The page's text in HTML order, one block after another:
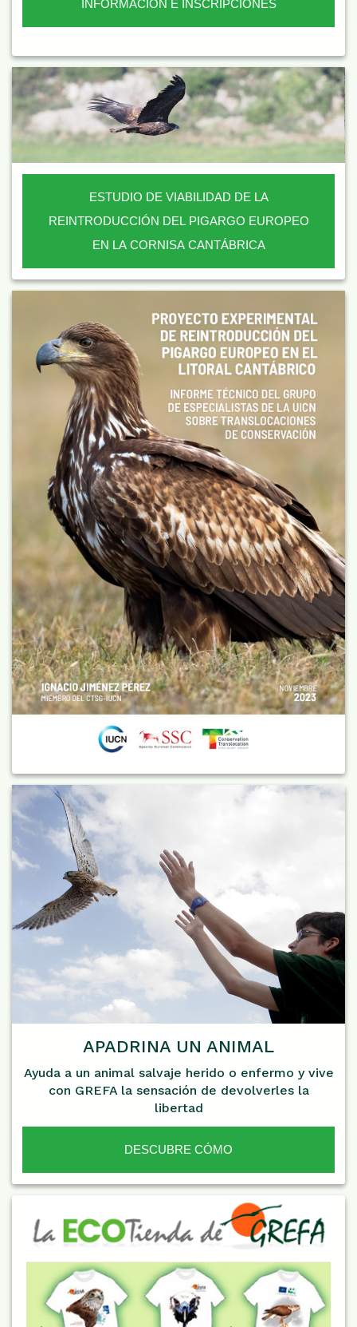
INFORMACIÓN E INSCRIPCIONES
ESTUDIO DE VIABILIDAD DE LA
REINTRODUCCIÓN DEL PIGARGO EUROPEO
EN LA CORNISA CANTÁBRICA
APADRINA UN ANIMAL
Ayuda a un animal salvaje herido o enfermo y vive
con GREFA la sensación de devolverles la
libertad
DESCUBRE CÓMO